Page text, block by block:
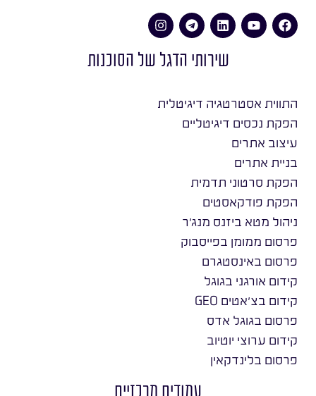
שירותי הדגל של הסוכנות
התווית אסטרטגיה דיגיטלית
הפקת נכסים דיגיטליים
עיצוב אתרים
בניית אתרים
הפקת סרטוני תדמית
הפקת פודקאסטים
ניהול מטא ביזנס מנג׳ר
פרסום ממומן בפייסבוק
פרסום באינסטגרם
קידום אורגני בגוגל
קידום בצ׳אטים GEO
פרסום בגוגל אדס
קידום ערוצי יוטיוב
פרסום בלינדקאין
עמודים מרכזיים